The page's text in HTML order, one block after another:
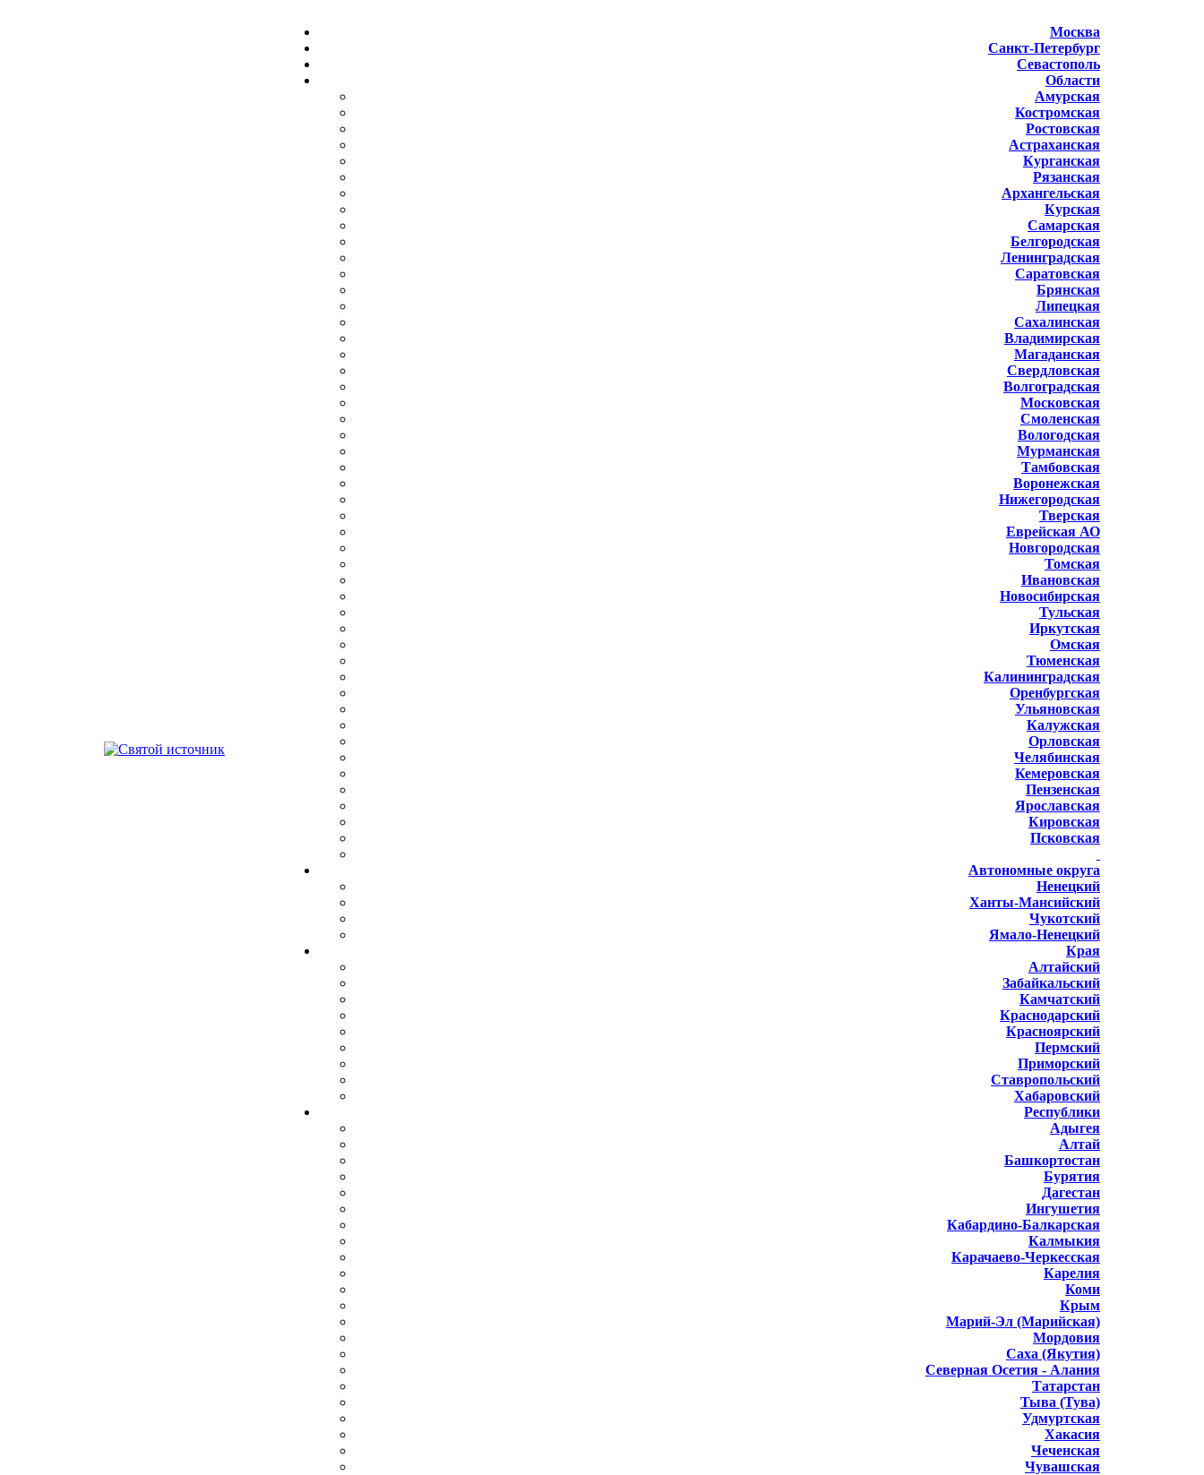
Москва
Санкт-Петербург
Севастополь
Области
Амурская
Костромская
Ростовская
Астраханская
Курганская
Рязанская
Архангельская
Курская
Самарская
Белгородская
Ленинградская
Саратовская
Брянская
Липецкая
Сахалинская
Владимирская
Магаданская
Свердловская
Волгоградская
Московская
Смоленская
Вологодская
Мурманская
Тамбовская
Воронежская
Нижегородская
Тверская
Еврейская АО
Новгородская
Томская
Ивановская
Новосибирская
Тульская
Иркутская
Омская
Тюменская
Калининградская
Оренбургская
Ульяновская
Калужская
Орловская
Челябинская
Кемеровская
Пензенская
Ярославская
Кировская
Псковская
Автономные округа
Ненецкий
Ханты-Мансийский
Чукотский
Ямало-Ненецкий
Края
Алтайский
Забайкальский
Камчатский
Краснодарский
Красноярский
Пермский
Приморский
Ставропольский
Хабаровский
Республики
Адыгея
Алтай
Башкортостан
Бурятия
Дагестан
Ингушетия
Кабардино-Балкарская
Калмыкия
Карачаево-Черкесская
Карелия
Коми
Крым
Марий-Эл (Марийская)
Мордовия
Саха (Якутия)
Северная Осетия - Алания
Татарстан
Тыва (Тува)
Удмуртская
Хакасия
Чеченская
Чувашская